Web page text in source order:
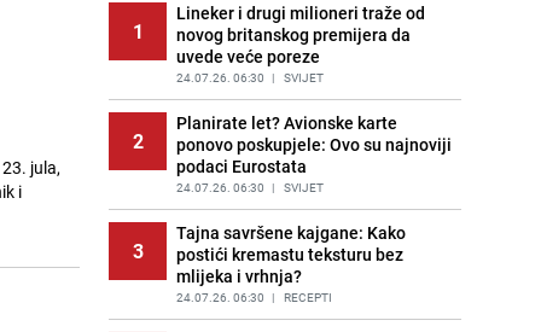
jula,
i
12
Pojavili su vam se mravi u kući? Bez
brige, ovo su najbolji načini da ih se
riješite
PRIJE 2 DANA | ŽIVOT I STIL
13
Tajna savršenog makedonskog
ajvara: Stari recept za kremast i
bogat okus
PRIJE 1 DAN | RECEPTI
14
Kako izgleda travnjak stadiona
Koševo nakon tri koncerta Dine
Merlina
PRIJE 2 DANA | FOTO
1
Lineker i drugi milioneri traže od
novog britanskog premijera da
uvede veće poreze
24.07.26. 06:30 | SVIJET
2
Planirate let? Avionske karte
ponovo poskupjele: Ovo su najnoviji
podaci Eurostata
24.07.26. 06:30 | SVIJET
3
Tajna savršene kajgane: Kako
postići kremastu teksturu bez
mlijeka i vrhnja?
24.07.26. 06:30 | RECEPTI